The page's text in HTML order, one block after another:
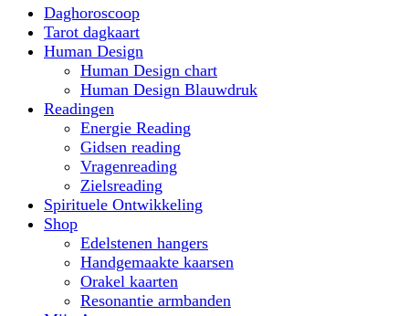
Daghoroscoop
Tarot dagkaart
Human Design
Human Design chart
Human Design Blauwdruk
Readingen
Energie Reading
Gidsen reading
Vragenreading
Zielsreading
Spirituele Ontwikkeling
Shop
Edelstenen hangers
Handgemaakte kaarsen
Orakel kaarten
Resonantie armbanden